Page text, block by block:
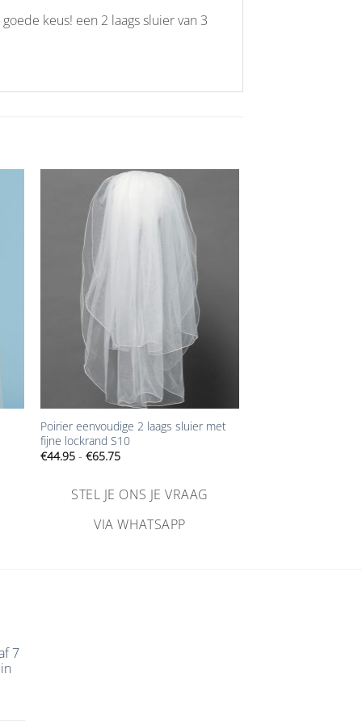
keus! een 2 laags sluier van 3
verlanglijst
toevoegen
Poirier eenvoudige 2 laags sluier met
fijne lockrand S10
€44.95 - €65.75Prijsklasse:
€65.75
STEL JE ONS JE VRAAG
VIA WHATSAPP
7